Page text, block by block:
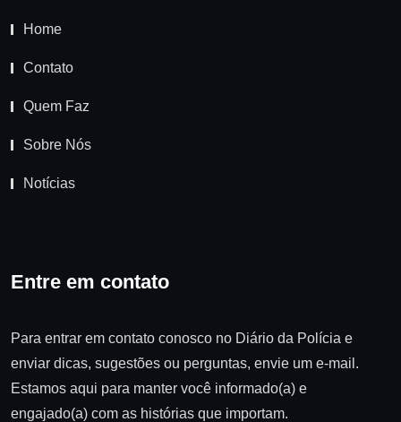
Home
Contato
Quem Faz
Sobre Nós
Notícias
Entre em contato
Para entrar em contato conosco no Diário da Polícia e
enviar dicas, sugestões ou perguntas, envie um e-mail.
Estamos aqui para manter você informado(a) e
engajado(a) com as histórias que importam.